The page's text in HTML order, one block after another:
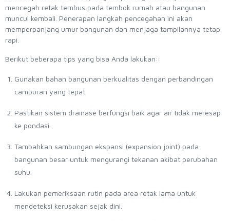
mencegah retak tembus pada tembok rumah atau bangunan
muncul kembali. Penerapan langkah pencegahan ini akan
memperpanjang umur bangunan dan menjaga tampilannya tetap
rapi.
Berikut beberapa tips yang bisa Anda lakukan:
Gunakan bahan bangunan berkualitas dengan perbandingan
campuran yang tepat.
Pastikan sistem drainase berfungsi baik agar air tidak meresap
ke pondasi.
Tambahkan sambungan ekspansi (expansion joint) pada
bangunan besar untuk mengurangi tekanan akibat perubahan
suhu.
Lakukan pemeriksaan rutin pada area retak lama untuk
mendeteksi kerusakan sejak dini.